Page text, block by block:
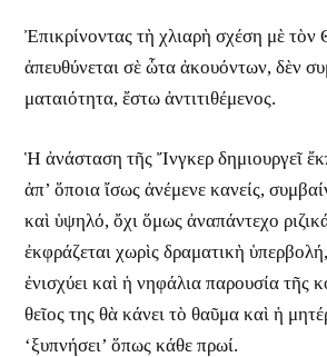
Ἐπικρίνοντας τὴ χλιαρὴ σχέση μὲ
ἀπευθύνεται σὲ ὧτα ἀκουόντων, δὲν
ματαιότητα, ἔστω ἀντιτιθέμενος.
Ἡ ἀνάσταση τῆς Ἴνγκερ δημιουργεῖ
ἀπ’ ὅποια ἴσως ἀνέμενε κανείς,
καὶ ὑψηλό, ὄχι ὅμως ἀναπάντεχο
ἐκφράζεται χωρὶς δραματικὴ
ἐνισχύει καὶ ἡ νηφάλια παρουσία τῆς
θεῖος της θὰ κάνει τὸ θαῦμα καὶ ἡ
‘ξυπνήσει’ ὅπως κάθε πρωί.